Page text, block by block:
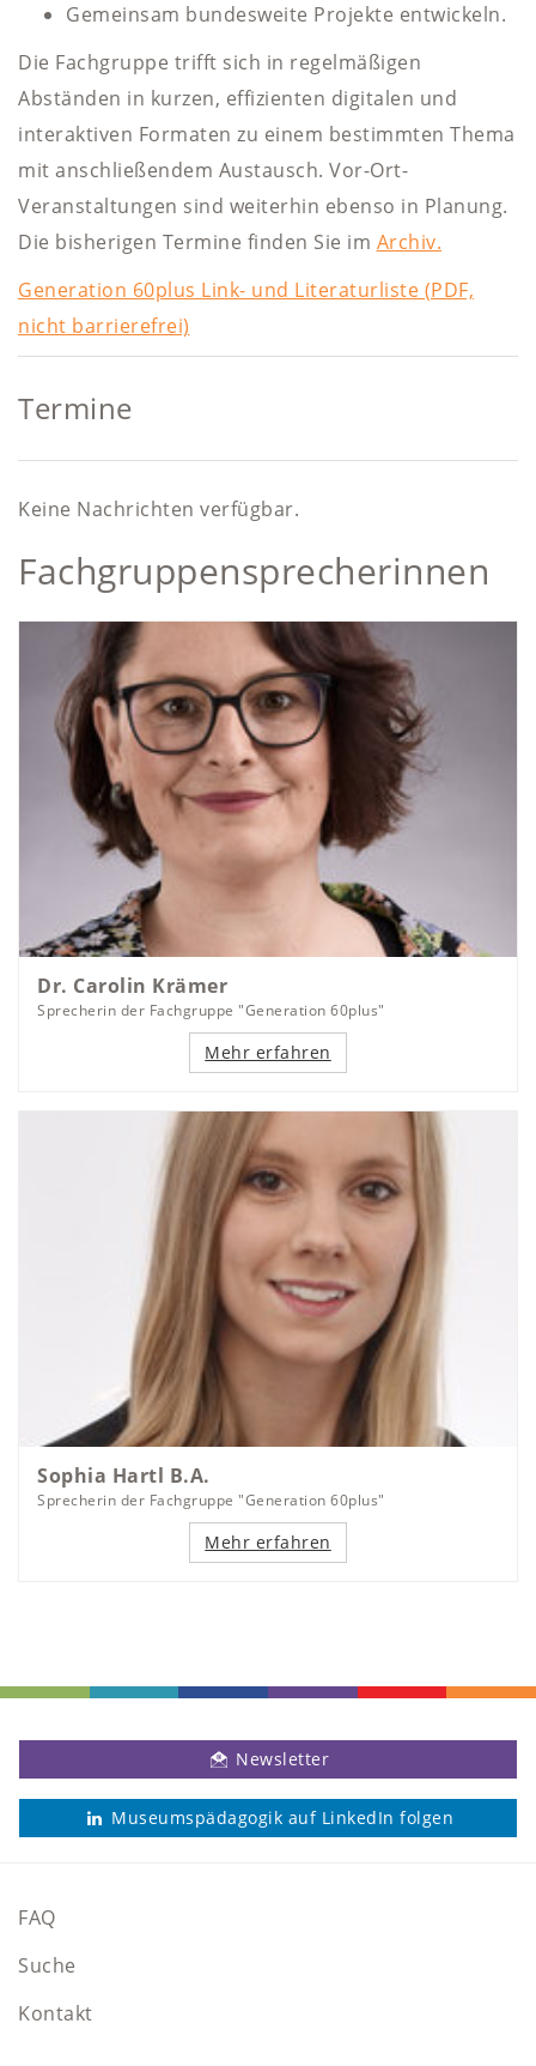
Gemeinsam bundesweite Projekte entwickeln.
Die Fachgruppe trifft sich in regelmäßigen
Abständen in kurzen, effizienten digitalen und
interaktiven Formaten zu einem bestimmten Thema
mit anschließendem Austausch. Vor-Ort-
Veranstaltungen sind weiterhin ebenso in Planung.
Die bisherigen Termine finden Sie im Archiv.
Generation 60plus Link- und Literaturliste (PDF,
nicht barrierefrei)
Termine
Keine Nachrichten verfügbar.
Fachgruppensprecherinnen
Dr. Carolin Krämer
Sprecherin der Fachgruppe "Generation 60plus"
Mehr erfahren
Sophia Hartl B.A.
Sprecherin der Fachgruppe "Generation 60plus"
Mehr erfahren
Newsletter
Museumspädagogik auf LinkedIn folgen
FAQ
Suche
Kontakt